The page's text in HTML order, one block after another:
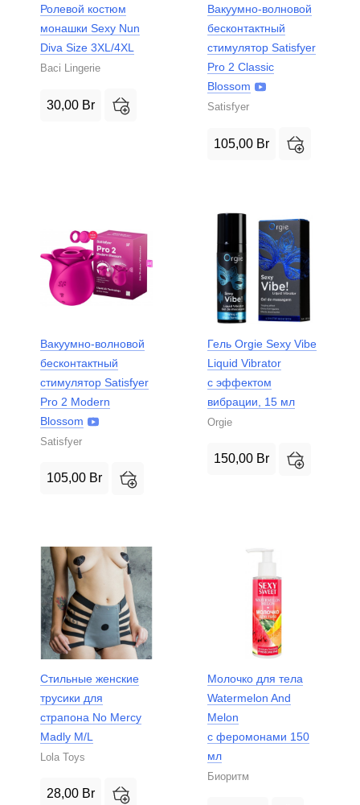
Ролевой костюм
монашки Sexy Nun
Diva Size 3XL/4XL
Baci Lingerie
30,00 Br
Вакуумно-волновой
бесконтактный
стимулятор Satisfyer
Pro 2 Classic
Blossom
Satisfyer
105,00 Br
Вакуумно-волновой
бесконтактный
стимулятор Satisfyer
Pro 2 Modern
Blossom
Satisfyer
105,00 Br
Гель Orgie Sexy Vibe
Liquid Vibrator
с эффектом
вибрации, 15 мл
Orgie
150,00 Br
Стильные женские
трусики для
страпона No Mercy
Madly M/L
Lola Toys
28,00 Br
Молочко для тела
Watermelon And
Melon
с феромонами 150
мл
Биоритм